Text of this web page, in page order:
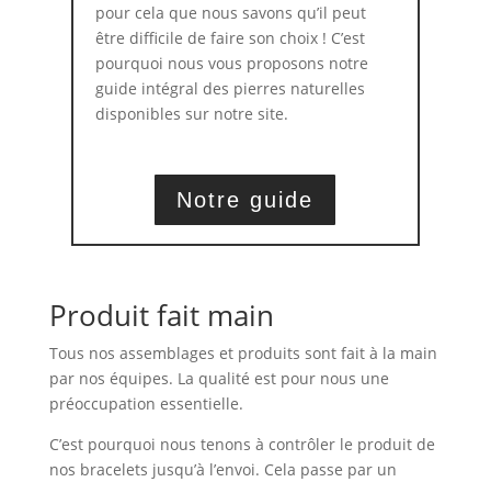
pour cela que nous savons qu’il peut
être difficile de faire son choix ! C’est
pourquoi nous vous proposons notre
guide intégral des pierres naturelles
disponibles sur notre site.
Notre guide
Produit fait main
Tous nos assemblages et produits sont fait à la main
par nos équipes. La qualité est pour nous une
préoccupation essentielle.
C’est pourquoi nous tenons à contrôler le produit de
nos bracelets jusqu’à l’envoi. Cela passe par un